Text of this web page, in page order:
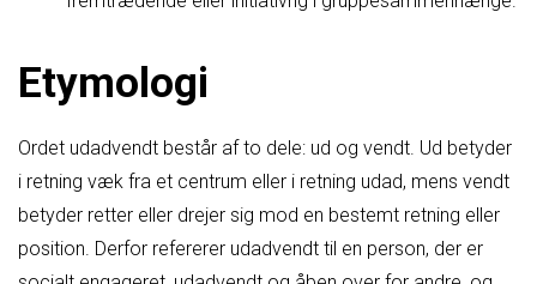
Etymologi
Ordet udadvendt består af to dele: ud og vendt. Ud betyder
i retning væk fra et centrum eller i retning udad, mens vendt
betyder retter eller drejer sig mod en bestemt retning eller
position. Derfor refererer udadvendt til en person, der er